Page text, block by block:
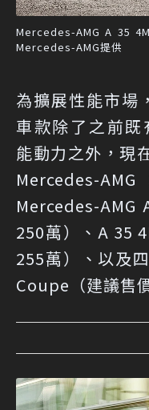
Mercedes-AMG A 35
Mercedes-AMG提供
為擴展性能市場
車款除了之前既
能動力之外，現
Mercedes-
Mercedes-AMG
250萬）、A 35
255萬）、以及
Coupe（建議售